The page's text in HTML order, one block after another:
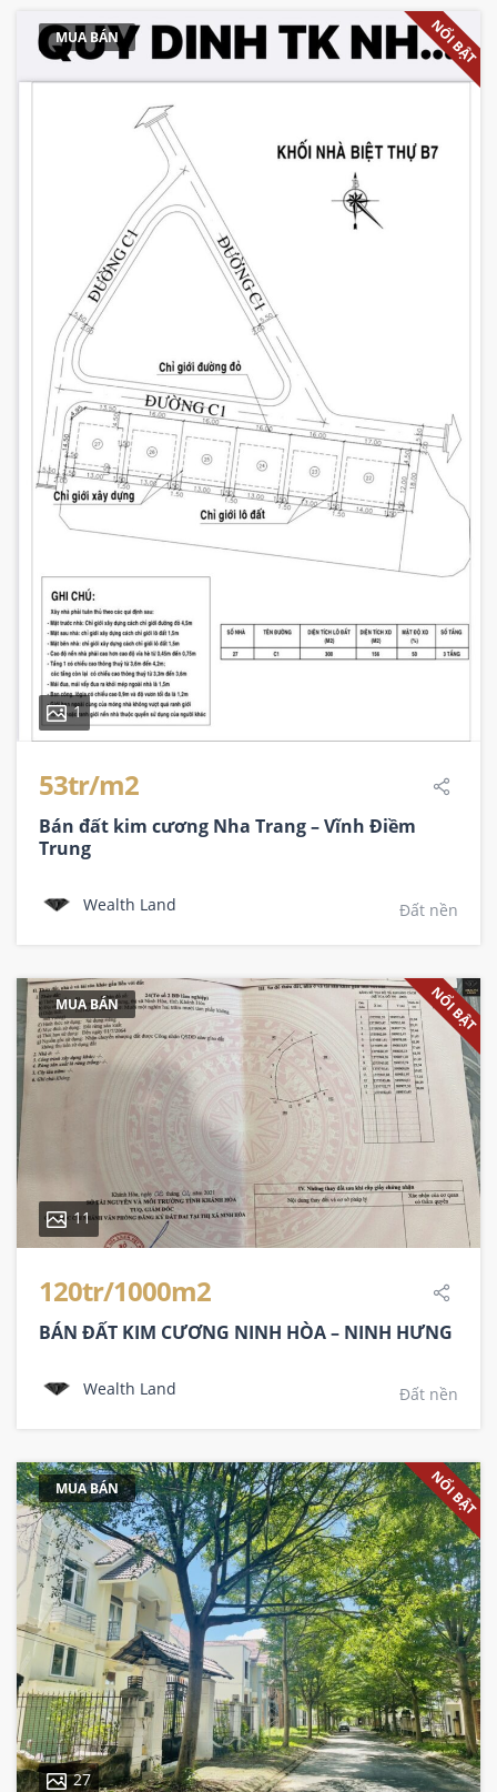
MUA BÁN NỔI BẬT
1
53tr/m2
Bán đất kim cương Nha Trang – Vĩnh Điềm
Trung
Wealth Land Đất nền
MUA BÁN NỔI BẬT
11
120tr/1000m2
BÁN ĐẤT KIM CƯƠNG NINH HÒA – NINH HƯNG
Wealth Land Đất nền
MUA BÁN NỔI BẬT
27